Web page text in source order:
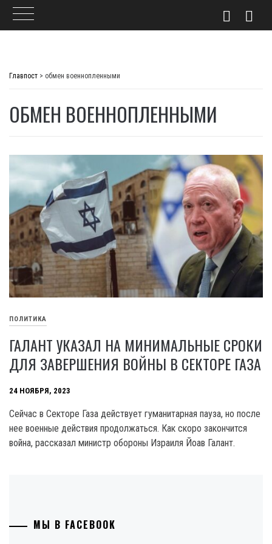
Главпост > обмен военнопленными
ОБМЕН ВОЕННОПЛЕННЫМИ
ПОЛИТИКА
ГАЛАНТ УКАЗАЛ НА МИНИМАЛЬНЫЕ СРОКИ
ДЛЯ ЗАВЕРШЕНИЯ ВОЙНЫ В СЕКТОРЕ ГАЗА
24 НОЯБРЯ, 2023
Сейчас в Секторе Газа действует гуманитарная пауза, но после
нее военные действия продолжаться. Как скоро закончится
война, рассказал министр обороны Израиля Йоав Галант.
МЫ В FACEBOOK